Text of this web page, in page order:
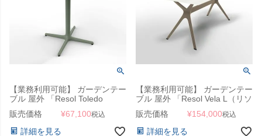
【業務利用可能】 ガーデンテー
ブル 屋外 「Resol Toledo
AIRE（リソル トレド エア ラウ
ンドテーブル 70cm）」カフェ
テーブル
販売価格 ¥67,100税込
詳細を見る
【業務利用可能】 ガーデンテー
ブル 屋外 「Resol Vela L（リソ
ル ヴェラ エル テーブル
180cm×90cm）」ダイニングテ
ーブル
販売価格 ¥154,000税込
詳細を見る